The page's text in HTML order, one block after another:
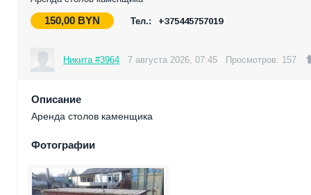
150,00 BYN Тел.: +375445757019
Никита #3964 7 августа 2026, 07:45 Просмотров: 157
Описание
Аренда столов каменщика
Фотографии